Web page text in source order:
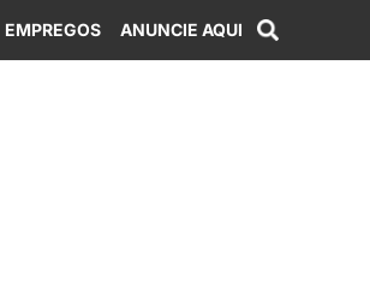
EMPREGOS ANUNCIE AQUI